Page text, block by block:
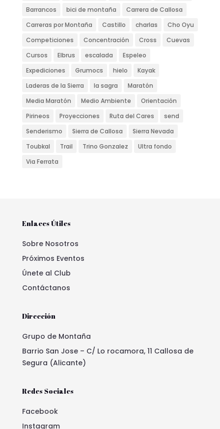
Barrancos
bici de montaña
Carrera de Callosa
Carreras por Montaña
Castillo charlas
Cho Oyu
Competiciones
Concentración Cross
Cuevas
Cursos
Elbrus escalada
Espeleo
Expediciones
Grumocs hielo
Kayak
Laderas de la Sierra
la sagra
Maratón
Media Maratón
Medio Ambiente
Orientación
Pirineos
Proyecciones Ruta del Cares
send
Senderismo
Sierra de Callosa
Sierra Nevada
Toubkal
Trail Trino Gonzalez
Ultra fondo
Via Ferrata
Enlaces Útiles
Sobre Nosotros
Próximos Eventos
Únete al Club
Contáctanos
Dirección
Grupo de Montaña
Barrio San Jose – C/ Lo rocamora, 11 Callosa de
Segura (Alicante)
Redes Sociales
Facebook
Instagram